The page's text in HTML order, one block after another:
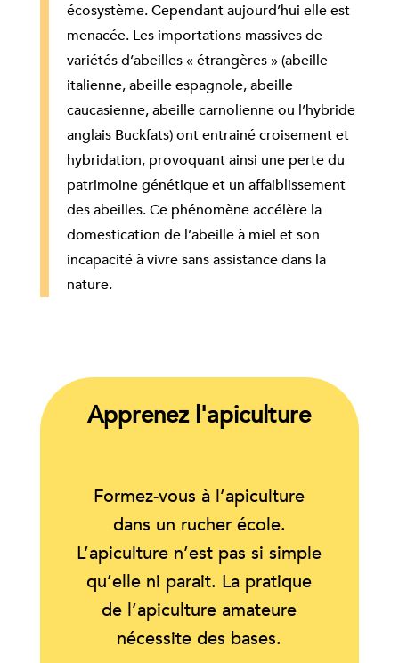
écosystème. Cependant aujourd’hui elle est
menacée. Les importations massives de
variétés d’abeilles « étrangères » (abeille
italienne, abeille espagnole, abeille
caucasienne, abeille carnolienne ou l’hybride
anglais Buckfats) ont entrainé croisement et
hybridation, provoquant ainsi une perte du
patrimoine génétique et un affaiblissement
des abeilles. Ce phénomène accélère la
domestication de l’abeille à miel et son
incapacité à vivre sans assistance dans la
nature.
Apprenez l'apiculture
Formez-vous à l’apiculture
dans un rucher école.
L’apiculture n’est pas si simple
qu’elle ni parait. La pratique
de l’apiculture amateure
nécessite des bases.